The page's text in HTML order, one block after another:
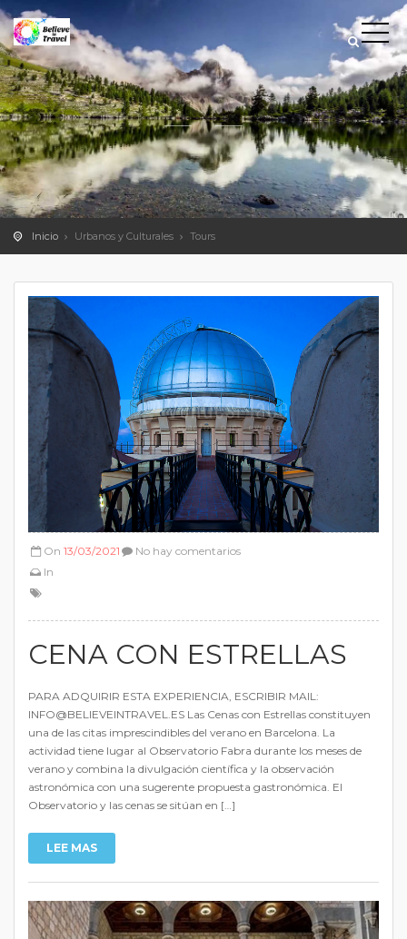
Inicio Urbanos y Culturales Tours
On 13/03/2021
In
No hay comentarios
CENA CON ESTRELLAS
PARA ADQUIRIR ESTA EXPERIENCIA, ESCRIBIR MAIL:
INFO@BELIEVEINTRAVEL.ES Las Cenas con Estrellas constituyen
una de las citas imprescindibles del verano en Barcelona. La
actividad tiene lugar al Observatorio Fabra durante los meses de
verano y combina la divulgación científica y la observación
astronómica con una sugerente propuesta gastronómica. El
Observatorio y las cenas se sitúan en […]
LEE MAS